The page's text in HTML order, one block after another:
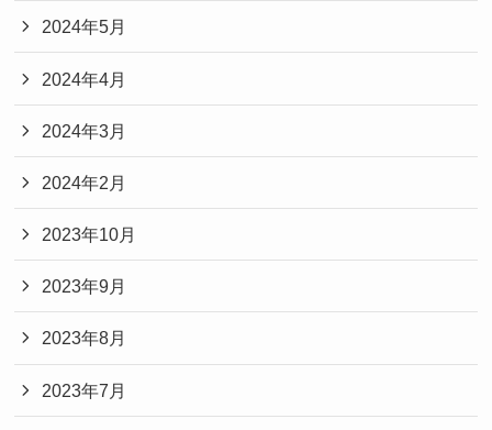
2024年5月
2024年4月
2024年3月
2024年2月
2023年10月
2023年9月
2023年8月
2023年7月